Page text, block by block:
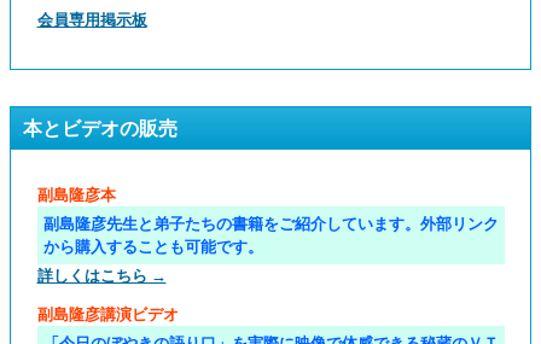
会員専用掲示板
本とビデオの販売
副島隆彦本
副島隆彦先生と弟子たちの書籍をご紹介しています。外部リンク
から購入することも可能です。
詳しくはこちら →
副島隆彦講演ビデオ